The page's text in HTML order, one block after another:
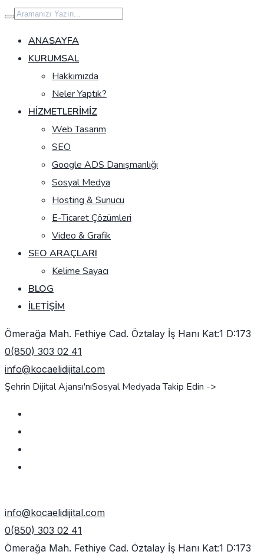
İçeriğe
geç
ANASAYFA
KURUMSAL
Hakkımızda
Neler Yaptık?
HIZMETLERIMIZ
Web Tasarım
SEO
Google ADS Danışmanlığı
Sosyal Medya
Hosting & Sunucu
E-Ticaret Çözümleri
Video & Grafik
SEO ARAÇLARI
Kelime Sayacı
BLOG
İLETIŞIM
Ömerağa Mah. Fethiye Cad. Öztalay İş Hanı Kat:1 D:173
0(850) 303 02 41
info@kocaelidijital.com
Şehrin Dijital Ajansı'nıSosyal Medyada Takip Edin ->
info@kocaelidijital.com
0(850) 303 02 41
Ömerağa Mah. Fethiye Cad. Öztalay İş Hanı Kat:1 D:173